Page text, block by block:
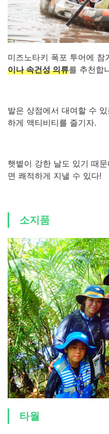
미즈노타키 폭포 투어에 참
이나 속건성 의류를 추천합
발은 상점에서 대여할 수
하게 액티비티를 즐기자.
햇볕이 강한 날도 있기 때
면 쾌적하게 지낼 수 있다!
소지품
타월